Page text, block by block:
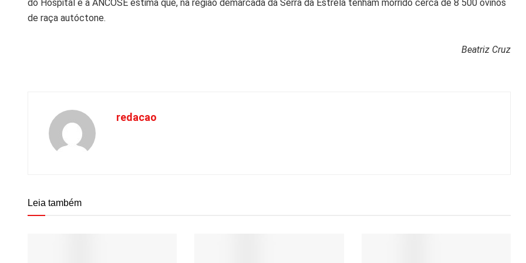
do Hospital e a ANCOSE estima que, na região demarcada da Serra da Estrela tenham morrido cerca de 8 500 ovinos
de raça autóctone.
Beatriz Cruz
redacao
Leia também